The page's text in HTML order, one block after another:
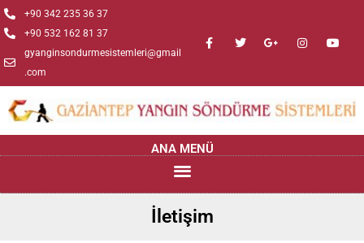
+90 342 235 36 37
+90 532 162 81 37
gyanginsondurmesistemleri@gmail
.com
ANA MENÜ
İletişim